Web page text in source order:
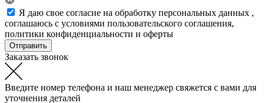
Я даю свое согласие на обработку персональных данных ,
соглашаюсь с условиями пользовательского соглашения,
политики конфиденциальности и оферты
Заказать звонок
Введите номер телефона и наш менеджер свяжется с вами для
уточнения деталей